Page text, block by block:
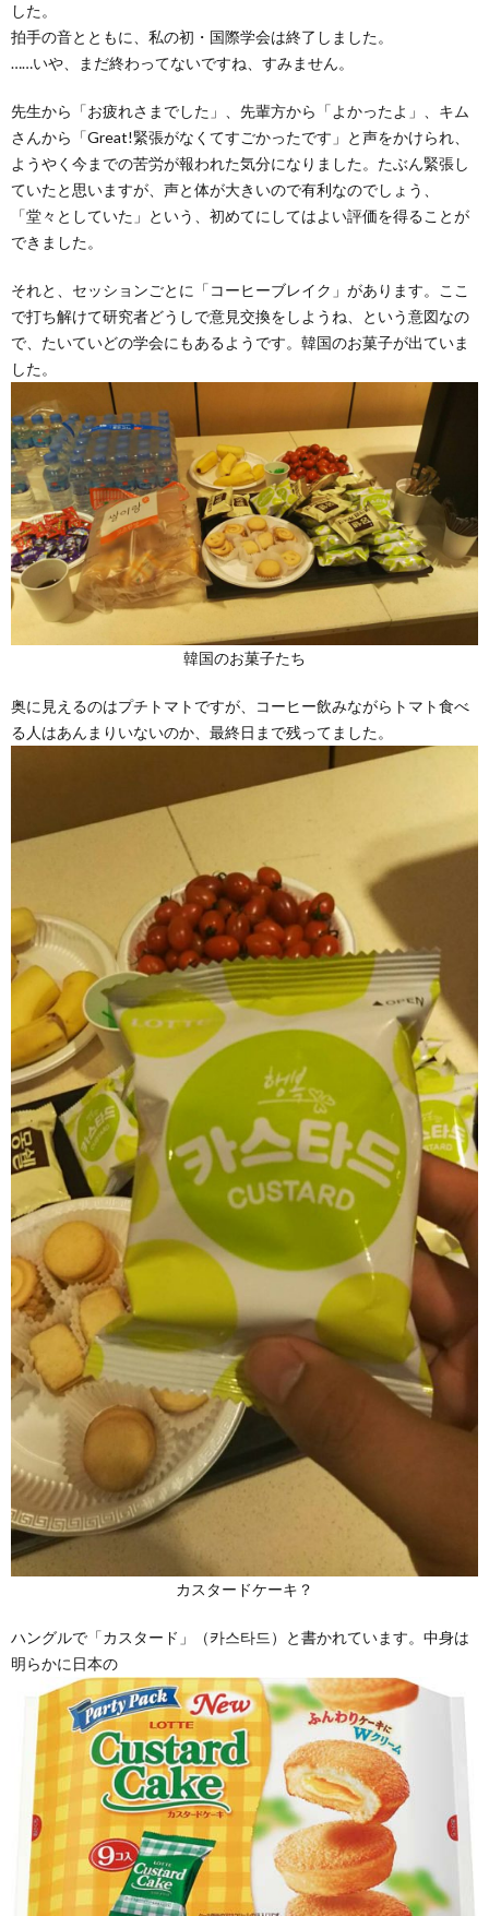
した。
拍手の音とともに、私の初・国際学会は終了しました。
……いや、まだ終わってないですね、すみません。
先生から「お疲れさまでした」、先輩方から「よかったよ」、キム
さんから「Great!緊張がなくてすごかったです」と声をかけられ、
ようやく今までの苦労が報われた気分になりました。たぶん緊張し
ていたと思いますが、声と体が大きいので有利なのでしょう、
「堂々としていた」という、初めてにしてはよい評価を得ることが
できました。
それと、セッションごとに「コーヒーブレイク」があります。ここ
で打ち解けて研究者どうしで意見交換をしようね、という意図なの
で、たいていどの学会にもあるようです。韓国のお菓子が出ていま
した。
韓国のお菓子たち
奥に見えるのはプチトマトですが、コーヒー飲みながらトマト食べ
る人はあんまりいないのか、最終日まで残ってました。
カスタードケーキ？
ハングルで「カスタード」（카스타드）と書かれています。中身は
明らかに日本の